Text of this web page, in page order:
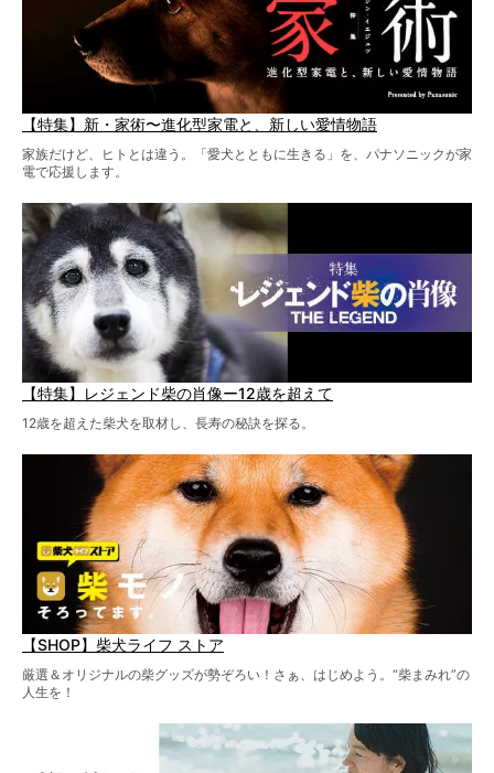
【特集】新・家術〜進化型家電と、新しい愛情物語
家族だけど、ヒトとは違う。「愛犬とともに生きる」を、パナソニックが家
電で応援します。
【特集】レジェンド柴の肖像ー12歳を超えて
12歳を超えた柴犬を取材し、長寿の秘訣を探る。
【SHOP】柴犬ライフ ストア
厳選＆オリジナルの柴グッズが勢ぞろい！さぁ、はじめよう。“柴まみれ”の
人生を！